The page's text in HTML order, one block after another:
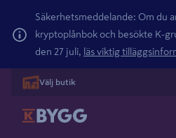
Säkerhetsmeddelande: Om du
kryptoplånbok och besökte K-
den 27 juli, läs viktig
Välj butik